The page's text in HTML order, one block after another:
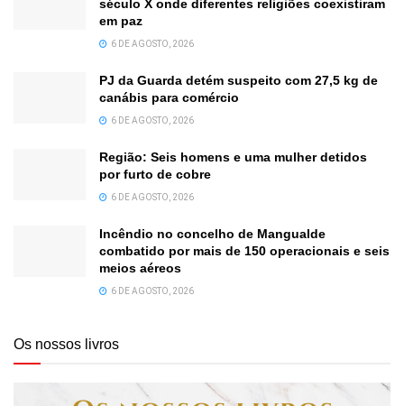
século X onde diferentes religiões coexistiram
em paz
6 DE AGOSTO, 2026
PJ da Guarda detém suspeito com 27,5 kg de
canábis para comércio
6 DE AGOSTO, 2026
Região: Seis homens e uma mulher detidos
por furto de cobre
6 DE AGOSTO, 2026
Incêndio no concelho de Mangualde
combatido por mais de 150 operacionais e seis
meios aéreos
6 DE AGOSTO, 2026
Os nossos livros